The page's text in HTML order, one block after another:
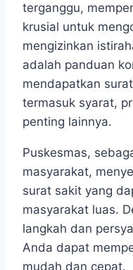
terganggu,
krusial untuk
mengizinkan
adalah panduan
mendapatkan
termasuk syarat,
penting lainnya.
Puskesmas,
masyarakat,
surat sakit yang
masyarakat luas.
langkah dan
Anda dapat
mudah dan cepat.